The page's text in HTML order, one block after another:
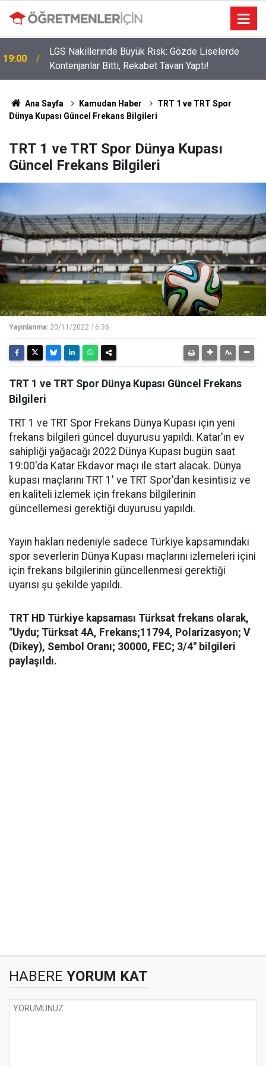
19:00
LGS Nakillerinde Büyük Risk: Gözde Liselerde
Kontenjanlar Bitti, Rekabet Tavan Yaptı!
Ana Sayfa Kamudan Haber
TRT 1 ve TRT Spor
Dünya Kupası Güncel Frekans Bilgileri
TRT 1 ve TRT Spor Dünya Kupası
Güncel Frekans Bilgileri
Yayınlanma: 20/11/2022 16:36
TRT 1 ve TRT Spor Dünya Kupası Güncel Frekans
Bilgileri
TRT 1 ve TRT Spor Frekans Dünya Kupası için yeni
frekans bilgileri güncel duyurusu yapıldı. Katar'ın ev
sahipliği yağacağı 2022 Dünya Kupası bugün saat
19:00'da Katar Ekdavor maçı ile start alacak. Dünya
kupası maçlarını TRT 1' ve TRT Spor'dan kesintisiz ve
en kaliteli izlemek için frekans bilgilerinin
güncellemesi gerektiği duyurusu yapıldı.
Yayın hakları nedeniyle sadece Türkiye kapsamındaki
spor severlerin Dünya Kupası maçlarını izlemeleri içini
için frekans bilgilerinin güncellenmesi gerektiği
uyarısı şu şekilde yapıldı.
TRT HD Türkiye kapsaması Türksat frekans olarak,
"Uydu; Türksat 4A, Frekans;11794, Polarizasyon; V
(Dikey), Sembol Oranı; 30000, FEC; 3/4" bilgileri
paylaşıldı.
HABERE YORUM KAT